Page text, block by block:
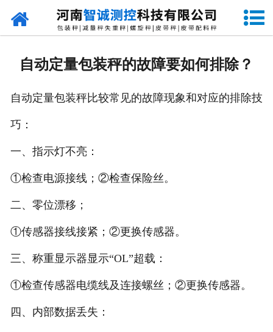
网站首页
联系我们
自动定量包装秤的故障要如何排除？
自动定量包装秤比较常见的故障现象和对应的排除技
巧：
一、指示灯不亮：
①检查电源接线；②检查保险丝。
二、零位漂移；
①传感器接线接紧；②更换传感器。
三、称重显示器显示“OL”超载：
①检查传感器电缆线及连接螺丝；②更换传感器。
四、内部数据丢失：